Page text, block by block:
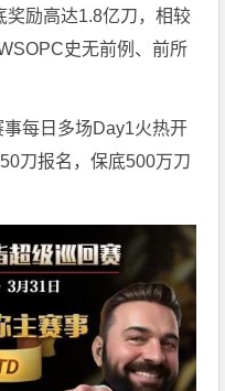
奖励高达1.8亿刀，相较
史无前例、前所
每日多场Day1火热开
刀报名，保底500万刀